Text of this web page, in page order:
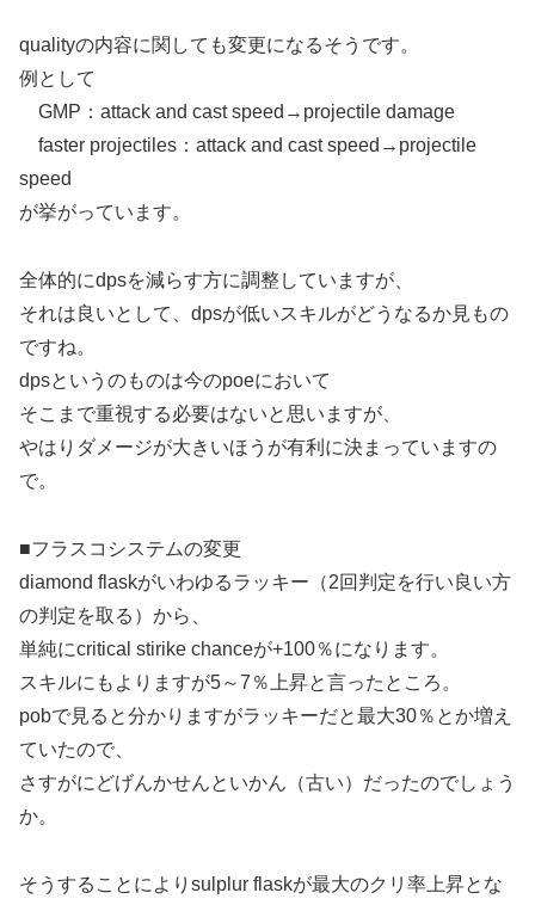
qualityの内容に関しても変更になるそうです。
例として
GMP：attack and cast speed→projectile damage
faster projectiles：attack and cast speed→projectile
speed
が挙がっています。
全体的にdpsを減らす方に調整していますが、
それは良いとして、dpsが低いスキルがどうなるか見もの
ですね。
dpsというのものは今のpoeにおいて
そこまで重視する必要はないと思いますが、
やはりダメージが大きいほうが有利に決まっていますの
で。
■フラスコシステムの変更
diamond flaskがいわゆるラッキー（2回判定を行い良い方
の判定を取る）から、
単純にcritical stirike chanceが+100％になります。
スキルにもよりますが5～7％上昇と言ったところ。
pobで見ると分かりますがラッキーだと最大30％とか増え
ていたので、
さすがにどげんかせんといかん（古い）だったのでしょう
か。
そうすることによりsulplur flaskが最大のクリ率上昇とな